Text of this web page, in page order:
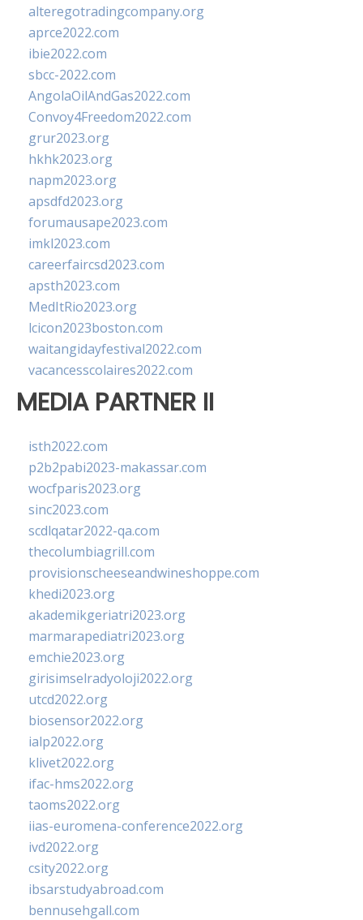
alteregotradingcompany.org
aprce2022.com
ibie2022.com
sbcc-2022.com
AngolaOilAndGas2022.com
Convoy4Freedom2022.com
grur2023.org
hkhk2023.org
napm2023.org
apsdfd2023.org
forumausape2023.com
imkl2023.com
careerfaircsd2023.com
apsth2023.com
MedItRio2023.org
lcicon2023boston.com
waitangidayfestival2022.com
vacancesscolaires2022.com
MEDIA PARTNER II
isth2022.com
p2b2pabi2023-makassar.com
wocfparis2023.org
sinc2023.com
scdlqatar2022-qa.com
thecolumbiagrill.com
provisionscheeseandwineshoppe.com
khedi2023.org
akademikgeriatri2023.org
marmarapediatri2023.org
emchie2023.org
girisimselradyoloji2022.org
utcd2022.org
biosensor2022.org
ialp2022.org
klivet2022.org
ifac-hms2022.org
taoms2022.org
iias-euromena-conference2022.org
ivd2022.org
csity2022.org
ibsarstudyabroad.com
bennusehgall.com